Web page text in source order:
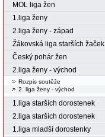
MOL liga žen
1.liga ženy
2.liga ženy - západ
Žákovská liga starších žaček
Český pohár žen
2.liga ženy - východ
Rozpis soutěže
2. liga ženy - východ
1.liga starších dorostenek
2.liga starších dorostenek
1.liga mladší dorostenky